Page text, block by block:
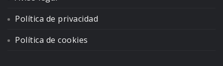
Política de privacidad
Política de cookies